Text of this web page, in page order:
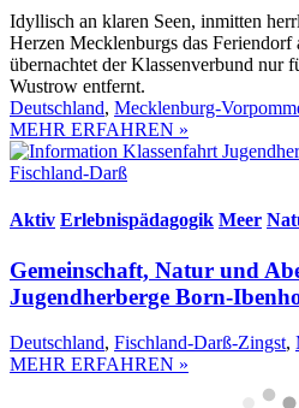
Idyllisch an klaren Seen, inmitten
Herzen Mecklenburgs das Feriendorf
übernachtet der Klassenverbund nur
Wustrow entfernt.
Deutschland, Mecklenburg-
MEHR ERFAHREN »
Aktiv Erlebnispädagogik Meer
Gemeinschaft, Natur und
Jugendherberge Born-
Deutschland, Fischland-Darß-Zingst,
MEHR ERFAHREN »